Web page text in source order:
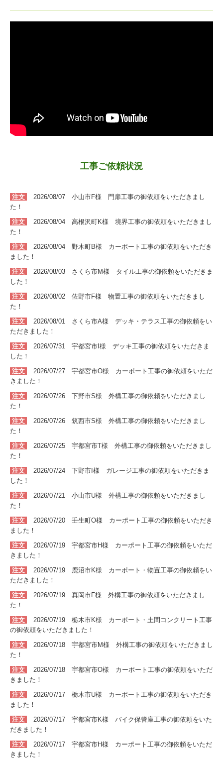
工事ご依頼状況
注文 2026/08/07 小山市F様 門扉工事の御依頼をいただきまし
た！
注文
2026/08/04 高根沢町K様 境界工事の御依頼をいただきまし
た！
注文
2026/08/04 野木町B様 カーポート 工事の御依頼をいただき
ました！
注文
2026/08/03 さくら市M様 タイル工事の御依頼をいただきま
した！
注文
2026/08/02 佐野市F様 物置工事の御依頼をいただきまし
た！
注文
2026/08/01 さくら市A様 デッキ・テラス工事の御依頼をい
ただきました！
注文
2026/07/31 宇都宮市I 様 デッキ工事の御依頼をいただきま
した！
注文
2026/07/27 宇都宮市O様 カーポート 工事の御依頼をいただ
きました！
注文
2026/07/26 下野市S様 外構工事の御依頼をいただきまし
た！
注文
2026/07/26 筑西市S様 外構工事の御依頼をいただきまし
た！
注文
2026/07/25 宇都宮市T様 外構工事の御依頼をいただきまし
た！
注文
2026/07/24 下野市I 様 ガレージ工事の御依頼をいただきま
した！
注文
2026/07/21 小山市U様 外構工事の御依頼をいただきまし
た！
注文
2026/07/20 壬生町O様 カーポート 工事の御依頼をいただき
ました！
注文
2026/07/19 宇都宮市H様 カーポート 工事の御依頼をいただ
きました！
注文
2026/07/19 鹿沼市K様 カーポート・物置工事の御依頼をい
ただきました！
注文
2026/07/19 真岡市F様 外構工事の御依頼をいただきまし
た！
注文
2026/07/19 栃木市K様 カーポート・土間コンクリート 工事
の御依頼をいただきました！
注文
2026/07/18 宇都宮市M様 外構工事の御依頼をいただきまし
た！
注文
2026/07/18 宇都宮市O様 カーポート 工事の御依頼をいただ
きました！
注文
2026/07/17 栃木市U様 カーポート 工事の御依頼をいただき
ました！
注文
2026/07/17 宇都宮市K様 バイク保管庫工事の御依頼をいた
だきました！
注文
2026/07/17 宇都宮市H様 カーポート 工事の御依頼をいただ
きました！